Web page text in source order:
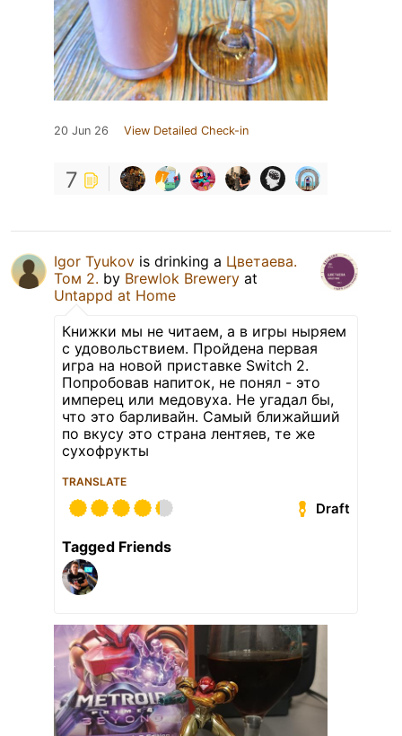
20 Jun 26 View Detailed Check-in
7
Igor Tyukov is drinking a Цветаева.
Том 2. by Brewlok Brewery at
Untappd at Home
Книжки мы не читаем, а в игры ныряем
с удовольствием. Пройдена первая
игра на новой приставке Switch 2.
Попробовав напиток, не понял - это
имперец или медовуха. Не угадал бы,
что это барливайн. Самый ближайший
по вкусу это страна лентяев, те же
сухофрукты
TRANSLATE
Draft
Tagged Friends